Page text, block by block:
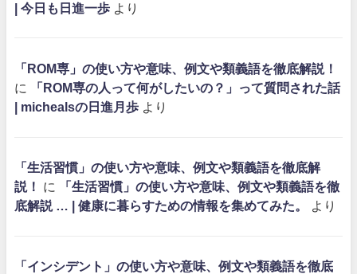
| 今日も日進一歩 より
「ROM専」の使い方や意味、例文や類義語を徹底解説！
に
「ROM専の人って何がしたいの？」って質問された話
| michealsの日進月歩 より
「生活習慣」の使い方や意味、例文や類義語を徹底解
説！
に
「生活習慣」の使い方や意味、例文や類義語を徹
底解説 … | 健康に暮らすための情報を集めてみた。
より
「インシデント」の使い方や意味、例文や類義語を徹底